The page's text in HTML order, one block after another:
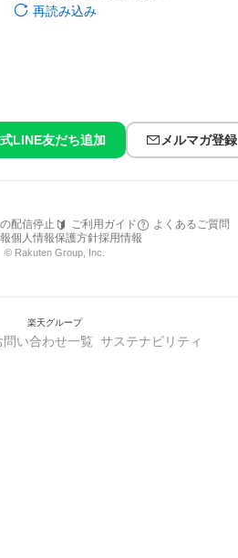
再読み込み
LINE友だち追加 メルマガ登録
配信停止 ご利用ガイド
よくあるご質問
個人情報保護方針採用情報
© Rakuten Group, Inc.
楽天グループ
問い合わせ一覧 サステナビリティ